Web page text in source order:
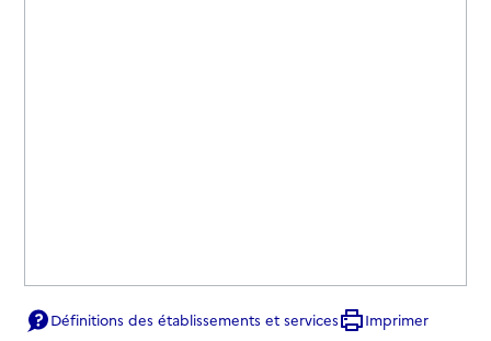
Définitions des établissements et services
Imprimer